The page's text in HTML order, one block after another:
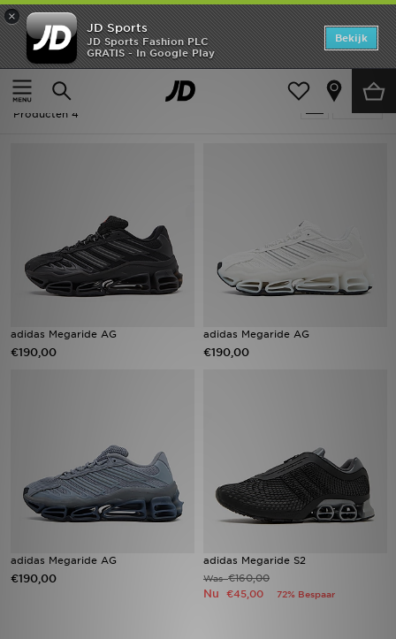
×
JD Sports
JD Sports Fashion PLC
GRATIS - In Google Play
Bekijk
Thuis
Heren
Heren - Adidas Megaride
Producten 4
adidas Megaride AG
€190,00
adidas Megaride AG
€190,00
adidas Megaride AG
€190,00
adidas Megaride S2
Was€160,00
Nu €45,00 72% Bespaar
Home
Offers
New In
Collecties
Sports
Bestelling traceren
Mijn JD
Klantenservice